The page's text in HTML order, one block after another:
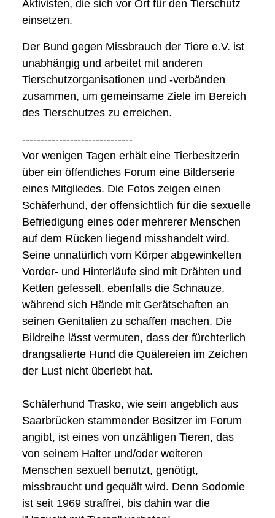
Aktivisten, die sich vor Ort für den Tierschutz
einsetzen.
Der Bund gegen Missbrauch der Tiere e.V. ist
unabhängig und arbeitet mit anderen
Tierschutzorganisationen und -verbänden
zusammen, um gemeinsame Ziele im Bereich
des Tierschutzes zu erreichen.
------------------------------
Vor wenigen Tagen erhält eine Tierbesitzerin
über ein öffentliches Forum eine Bilderserie
eines Mitgliedes. Die Fotos zeigen einen
Schäferhund, der offensichtlich für die sexuelle
Befriedigung eines oder mehrerer Menschen
auf dem Rücken liegend misshandelt wird.
Seine unnatürlich vom Körper abgewinkelten
Vorder- und Hinterläufe sind mit Drähten und
Ketten gefesselt, ebenfalls die Schnauze,
während sich Hände mit Gerätschaften an
seinen Genitalien zu schaffen machen. Die
Bildreihe lässt vermuten, dass der fürchterlich
drangsalierte Hund die Quälereien im Zeichen
der Lust nicht überlebt hat.
Schäferhund Trasko, wie sein angeblich aus
Saarbrücken stammender Besitzer im Forum
angibt, ist eines von unzähligen Tieren, das
von seinem Halter und/oder weiteren
Menschen sexuell benutzt, genötigt,
missbraucht und gequält wird. Denn Sodomie
ist seit 1969 straffrei, bis dahin war die